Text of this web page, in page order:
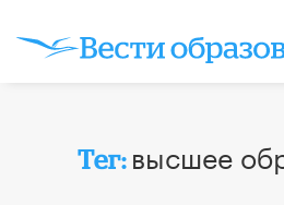
Тег: высшее